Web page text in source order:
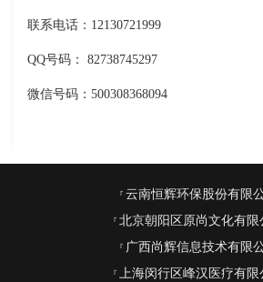
联系电话：12130721999
QQ号码： 82738745297
微信号码：500308368094
云南恒辉环保股份有限
北京朝阳区原尚文化有限
广西尚辉信息技术有限
上海闵行区峰汉医疗有限